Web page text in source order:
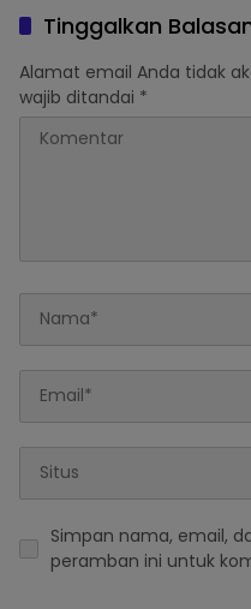
Tinggalkan
Alamat email Anda tidak
wajib ditandai *
Simpan nama, email,
peramban ini untuk